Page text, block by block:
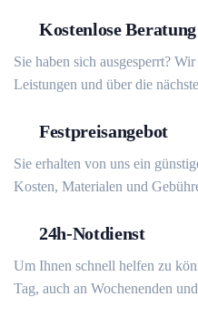
Kostenlose Beratung
Sie haben sich ausgesperrt?
Leistungen und über die
Festpreisangebot
Sie erhalten von uns ein
Kosten, Materialen und
24h-Notdienst
Um Ihnen schnell helfen zu
Tag, auch an Wochenenden